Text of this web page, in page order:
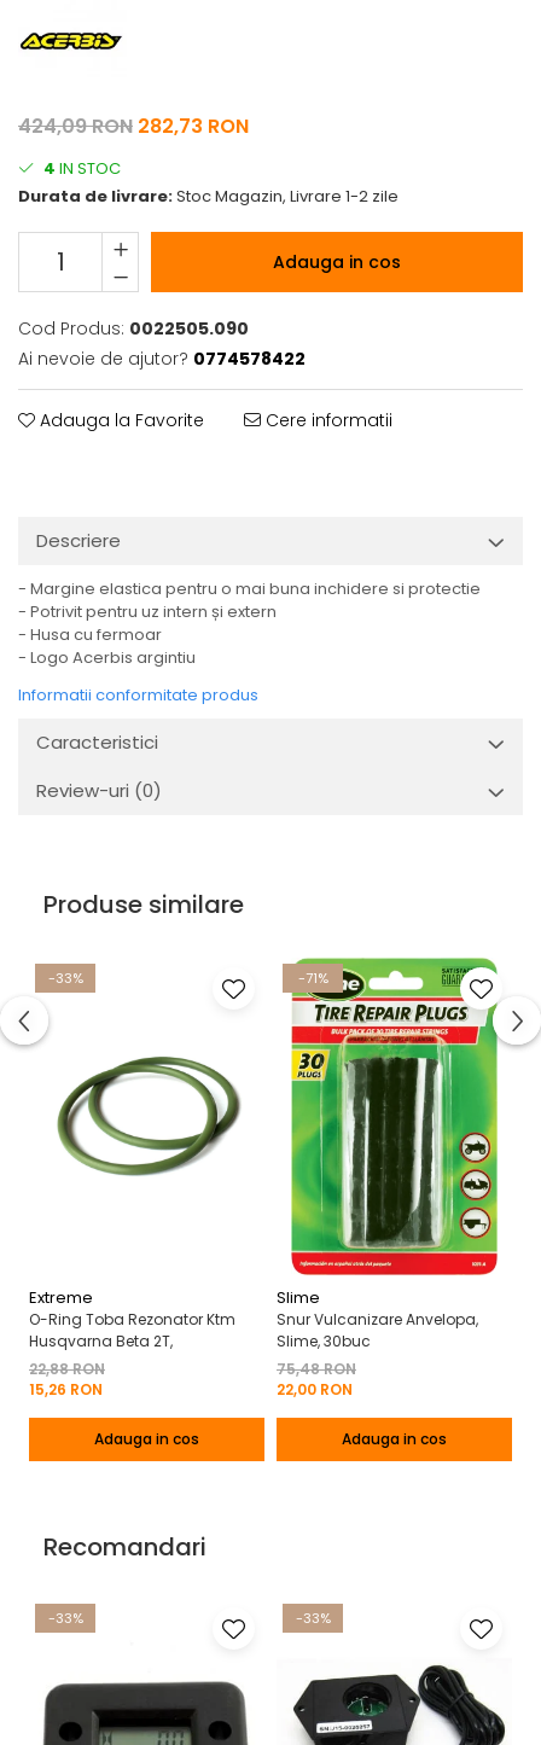
Protectii
Tricou / Geci / Termic
Ambreiaj
Cabluri si Conducte
Uleiuri si Lubrifianti
Filtre
Suspensii
Transmisie
424,09 RON 282,73 RON
4 IN STOC
Durata de livrare:Stoc Magazin, Livrare 1-2 zile
Adauga in cos
Cod Produs: 0022505.090
Ai nevoie de ajutor? 0774578422
Adauga la Favorite Cere informatii
Descriere
- Margine elastica pentru o mai buna inchidere si protectie
- Potrivit pentru uz intern și extern
- Husa cu fermoar
- Logo Acerbis argintiu
Informatii conformitate produs
Caracteristici
Review-uri (0)
Produse similare
-33%
Extreme
O-Ring Toba Rezonator Ktm
Husqvarna Beta 2T,
22,88 RON
15,26 RON
Adauga in cos
-71%
Slime
Snur Vulcanizare Anvelopa,
Slime, 30buc
75,48 RON
22,00 RON
Adauga in cos
Recomandari
-33% -33%